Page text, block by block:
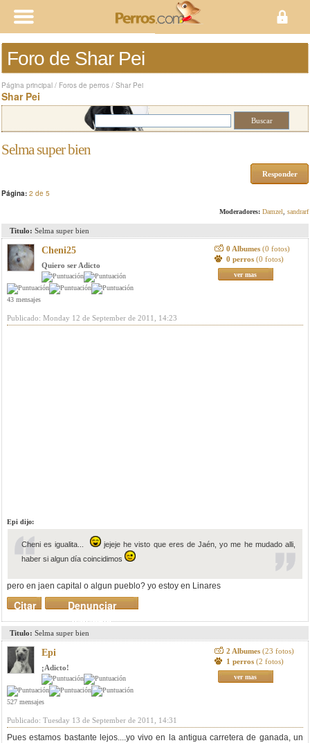
Foro de Shar Pei
Página principal / Foros de perros / Shar Pei
Shar Pei
Selma super bien
Responder
Página: 2 de 5
Moderadores: Damzel sandrarf
Titulo: Selma super bien
Cheni25
Quiero ser Adicto
43 mensajes
0 Albumes (0 fotos)
0 perros (0 fotos)
ver mas
Publicado: Monday 12 de September de 2011, 14:23
Epi dijo:
Cheni es igualita...
jejeje he visto que eres de Jaén, yo me he mudado alli,
haber si algun día coincidimos
pero en jaen capital o algun pueblo? yo estoy en Linares
Denunciar
mensaje
Citar
Titulo: Selma super bien
Epi
¡Adicto!
527 mensajes
2 Albumes (23 fotos)
1 perros (2 fotos)
ver mas
Publicado: Tuesday 13 de September de 2011, 14:31
Pues estamos bastante lejos....yo vivo en la antigua carretera de ganada, un